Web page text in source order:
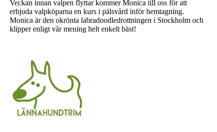
Veckan innan valpen flyttar kommer Monica till oss för att
erbjuda valpköparna en kurs i pälsvård inför hemtagning.
Monica är den okrönta labradoodledrottningen i Stockholm och
klipper enligt vår mening helt enkelt bäst!